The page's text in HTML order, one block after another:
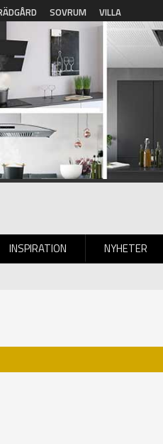
SOVRUM VILLA
INSPIRATION NYHETER